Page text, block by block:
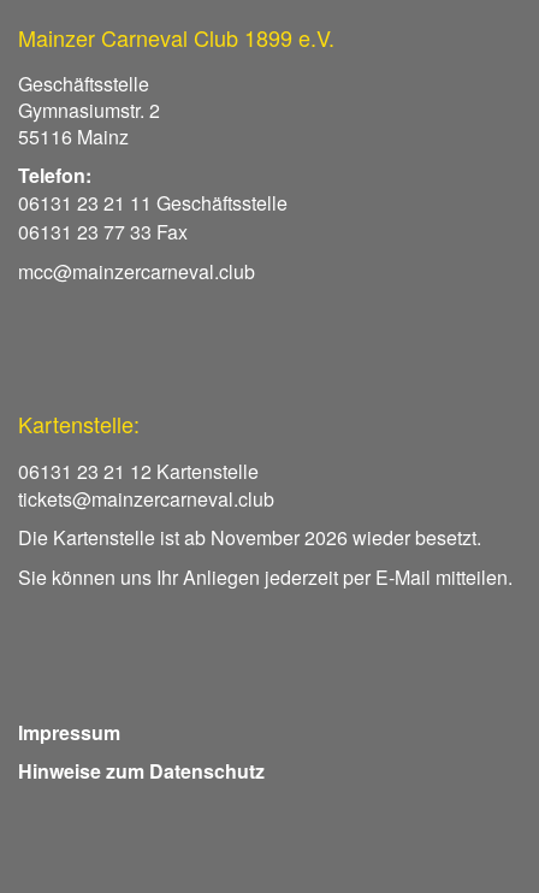
Mainzer Carneval Club 1899 e.V.
Geschäftsstelle
Gymnasiumstr. 2
55116 Mainz
Telefon:
06131 23 21 11 Geschäftsstelle
06131 23 77 33 Fax
mcc@mainzercarneval.club
Kartenstelle:
06131 23 21 12 Kartenstelle
tickets@mainzercarneval.club
Die Kartenstelle ist ab November 2026 wieder besetzt.
Sie können uns Ihr Anliegen jederzeit per E-Mail mitteilen.
Impressum
Hinweise zum Datenschutz